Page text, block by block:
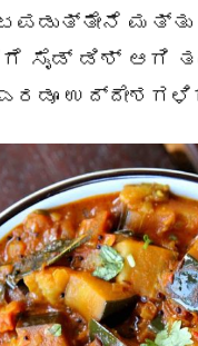
ಸೈಡ್ ಡಿಶ್ ಆಗಿ